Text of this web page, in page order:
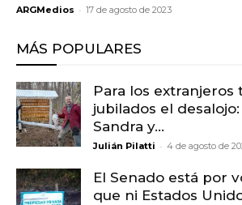
ARGMedios - 17 de agosto de 2023
MÁS POPULARES
Para los extranjeros
jubilados el
Sandra y...
Julián Pilatti - 4 de agosto de
El Senado está por
que ni Estados